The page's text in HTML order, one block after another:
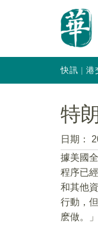
快訊 港
特
日期：
據美國
程序已
和其他
行動，
麽做。」